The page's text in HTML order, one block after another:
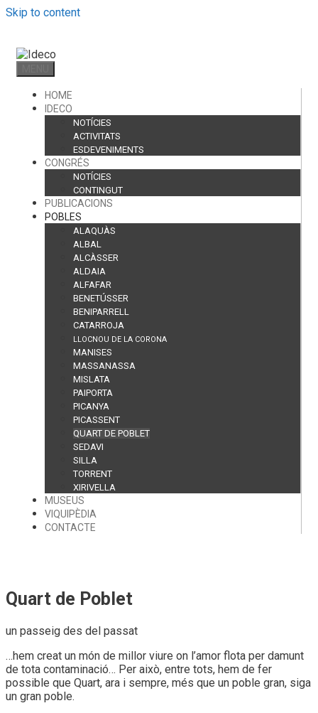
Skip to content
HOME
IDECO
NOTÍCIES
ACTIVITATS
ESDEVENIMENTS
CONGRÉS
NOTÍCIES
CONTINGUT
PUBLICACIONS
POBLES
ALAQUÀS
ALBAL
ALCÀSSER
ALDAIA
ALFAFAR
BENETÚSSER
BENIPARRELL
CATARROJA
LLOCNOU DE LA CORONA
MANISES
MASSANASSA
MISLATA
PAIPORTA
PICANYA
PICASSENT
QUART DE POBLET
SEDAVI
SILLA
TORRENT
XIRIVELLA
MUSEUS
VIQUIPÈDIA
CONTACTE
Quart de Poblet
un passeig des del passat
…hem creat un món de millor viure on l’amor flota per damunt
de tota contaminació… Per això, entre tots, hem de fer
possible que Quart, ara i sempre, més que un poble gran, siga
un gran poble.